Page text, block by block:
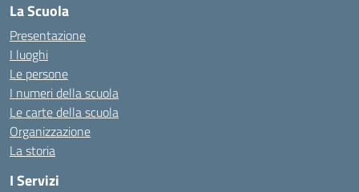
La Scuola
Presentazione
I luoghi
Le persone
I numeri della scuola
Le carte della scuola
Organizzazione
La storia
I Servizi